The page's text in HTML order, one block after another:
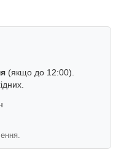
(якщо до 12:00).